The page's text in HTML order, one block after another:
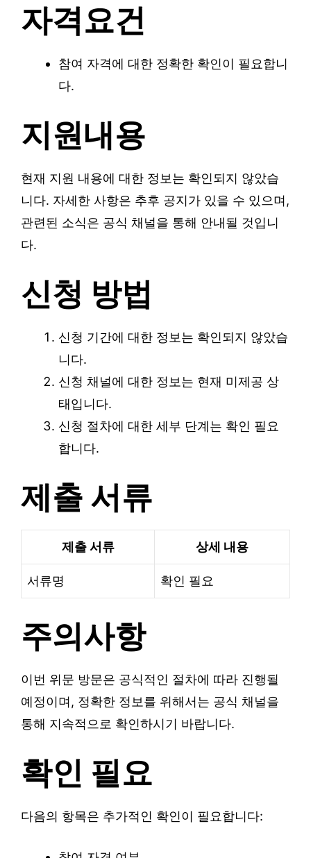
자격요건
참여 자격에 대한 정확한 확인이 필요합니
다.
지원내용
현재 지원 내용에 대한 정보는 확인되지 않았습
니다. 자세한 사항은 추후 공지가 있을 수 있으며,
관련된 소식은 공식 채널을 통해 안내될 것입니
다.
신청 방법
신청 기간에 대한 정보는 확인되지 않았습
니다.
신청 채널에 대한 정보는 현재 미제공 상
태입니다.
신청 절차에 대한 세부 단계는 확인 필요
합니다.
제출 서류
제출 서류 상세 내용
서류명 확인 필요
주의사항
이번 위문 방문은 공식적인 절차에 따라 진행될
예정이며, 정확한 정보를 위해서는 공식 채널을
통해 지속적으로 확인하시기 바랍니다.
확인 필요
다음의 항목은 추가적인 확인이 필요합니다: